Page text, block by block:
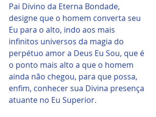
Pai Divino da Eterna Bondade,
designe que o homem converta seu
Eu para o alto, indo aos mais
infinitos universos da magia do
perpétuo amor a Deus Eu Sou, que é
o ponto mais alto a que o homem
ainda não chegou, para que possa,
enfim, conhecer sua Divina presença
atuante no Eu Superior.